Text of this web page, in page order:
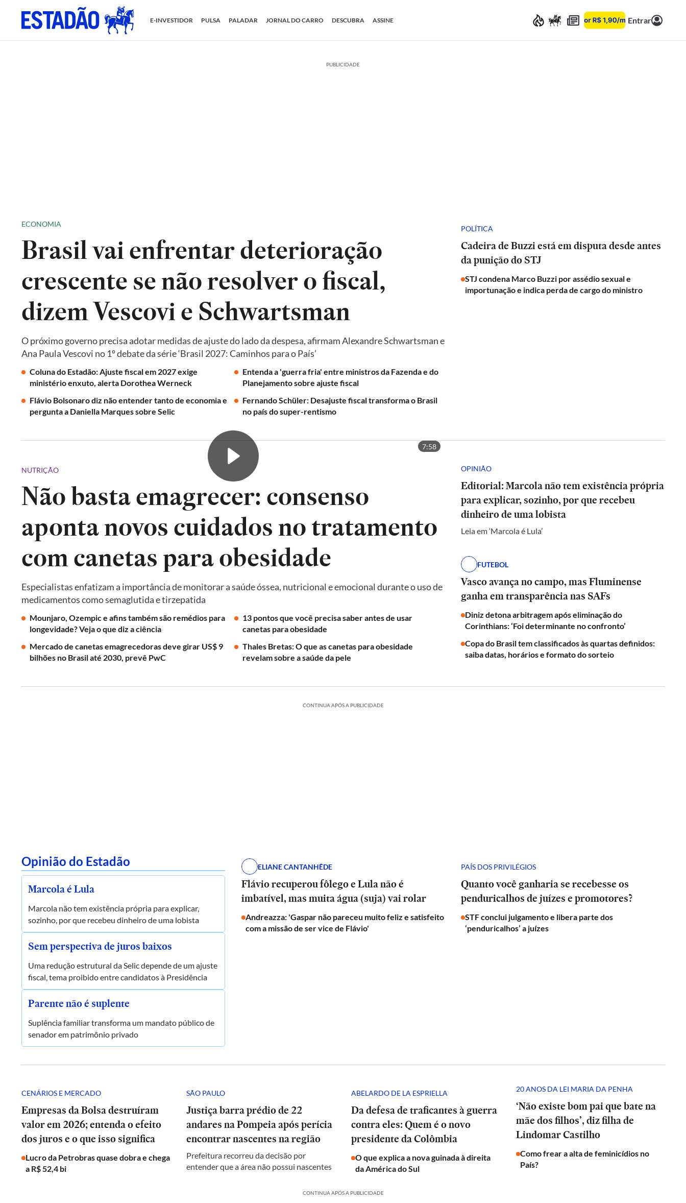
E-INVESTIDOR PULSA PALADAR JORNAL DO CARRO DESCUBRA ASSINE Entrar
PUBLICIDADE
ECONOMIA
Brasil vai enfrentar deterioração
crescente se não resolver o fiscal,
dizem Vescovi e Schwartsman
O próximo governo precisa adotar medidas de ajuste do lado da despesa, afirmam Alexandre Schwartsman e
Ana Paula Vescovi no 1º debate da série ‘Brasil 2027: Caminhos para o País’
Coluna do Estadão: Ajuste fiscal em 2027 exige
ministério enxuto, alerta Dorothea Werneck
Entenda a 'guerra fria' entre ministros da Fazenda e do
Planejamento sobre ajuste fiscal
Flávio Bolsonaro diz não entender tanto de economia e
pergunta a Daniella Marques sobre Selic
Fernando Schüler: Desajuste fiscal transforma o Brasil
no país do super-rentismo
POLÍTICA
Cadeira de Buzzi está em disputa desde antes
da punição do STJ
STJ condena Marco Buzzi por assédio sexual e
importunação e indica perda de cargo do ministro
7:58
NUTRIÇÃO
Não basta emagrecer: consenso
aponta novos cuidados no tratamento
com canetas para obesidade
Especialistas enfatizam a importância de monitorar a saúde óssea, nutricional e emocional durante o uso de
medicamentos como semaglutida e tirzepatida
Mounjaro, Ozempic e afins também são remédios para
longevidade? Veja o que diz a ciência
13 pontos que você precisa saber antes de usar
canetas para obesidade
Mercado de canetas emagrecedoras deve girar US$ 9
bilhões no Brasil até 2030, prevê PwC
Thales Bretas: O que as canetas para obesidade
revelam sobre a saúde da pele
OPINIÃO
Editorial: Marcola não tem existência própria
para explicar, sozinho, por que recebeu
dinheiro de uma lobista
Leia em ‘Marcola é Lula’
FUTEBOL
Vasco avança no campo, mas Fluminense
ganha em transparência nas SAFs
Diniz detona arbitragem após eliminação do
Corinthians: ‘Foi determinante no confronto’
Copa do Brasil tem classificados às quartas definidos:
saiba datas, horários e formato do sorteio
CONTINUA APÓS A PUBLICIDADE
Opinião do Estadão
Marcola é Lula
Marcola não tem existência própria para explicar,
sozinho, por que recebeu dinheiro de uma lobista
Sem perspectiva de juros baixos
Uma redução estrutural da Selic depende de um ajuste
fiscal, tema proibido entre candidatos à Presidência
Parente não é suplente
Suplência familiar transforma um mandato público de
senador em patrimônio privado
ELIANE CANTANHÊDE
Flávio recuperou fôlego e Lula não é
imbatível, mas muita água (suja) vai rolar
Andreazza: 'Gaspar não pareceu muito feliz e satisfeito
com a missão de ser vice de Flávio'
PAÍS DOS PRIVILÉGIOS
Quanto você ganharia se recebesse os
penduricalhos de juízes e promotores?
STF conclui julgamento e libera parte dos
‘penduricalhos’ a juízes
CENÁRIOS E MERCADO
Empresas da Bolsa destruíram
valor em 2026; entenda o efeito
dos juros e o que isso significa
Lucro da Petrobras quase dobra e chega
a R$ 52,4 bi
SÃO PAULO
Justiça barra prédio de 22
andares na Pompeia após perícia
encontrar nascentes na região
Prefeitura recorreu da decisão por
entender que a área não possui nascentes
ABELARDO DE LA ESPRIELLA
Da defesa de traficantes à guerra
contra eles: Quem é o novo
presidente da Colômbia
O que explica a nova guinada à direita
da América do Sul
20 ANOS DA LEI MARIA DA PENHA
‘Não existe bom pai que bate na
mãe dos filhos’, diz filha de
Lindomar Castilho
Como frear a alta de feminicídios no
País?
CONTINUA APÓS A PUBLICIDADE